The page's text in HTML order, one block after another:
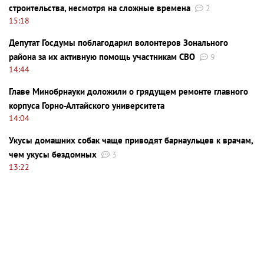
строительства, несмотря на сложные времена
2
15:18
Депутат Госдумы поблагодарил волонтеров Зонального
района за их активную помощь участникам СВО
9
14:44
Главе Минобрнауки доложили о грядущем ремонте главного
корпуса Горно-Алтайского университета
14:04
Укусы домашних собак чаще приводят барнаульцев к врачам,
чем укусы бездомных
3
13:22